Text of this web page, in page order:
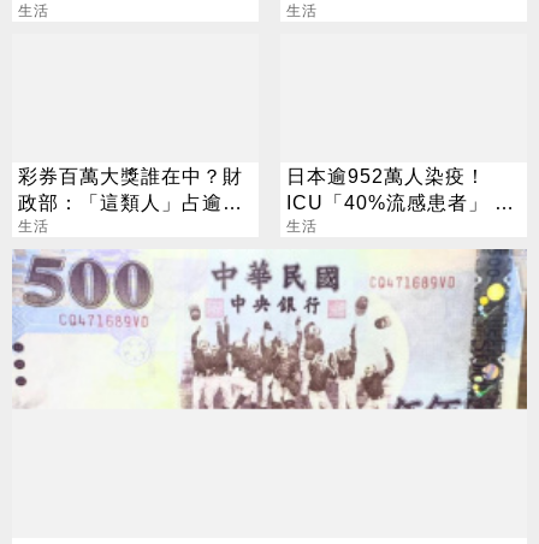
生活
感謝指導
生活
彩券百萬大獎誰在中？財
政部：「這類人」占逾6
成
生活
日本逾952萬人染疫！
ICU「40%流感患者」 醫
師憂：B流提早擴散
生活